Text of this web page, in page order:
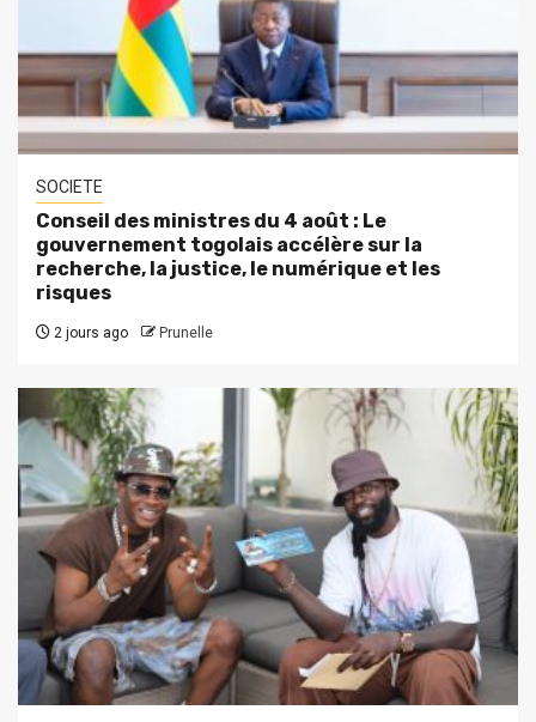
SOCIETE
Conseil des ministres du 4 août : Le
gouvernement togolais accélère sur la
recherche, la justice, le numérique et les
risques
2 jours ago Prunelle